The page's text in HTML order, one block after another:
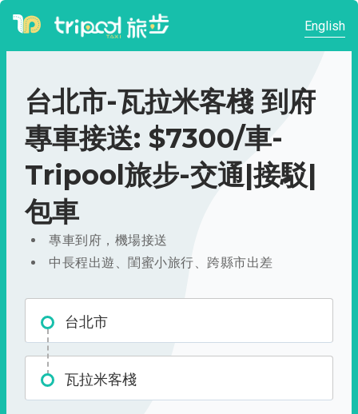
English
台北市-瓦拉米客棧 到府
專車接送: $7300/車-
Tripool旅步-交通|接駁|
包車
專車到府，機場接送
中長程出遊、閨蜜小旅行、跨縣市出差
台北市
瓦拉米客棧